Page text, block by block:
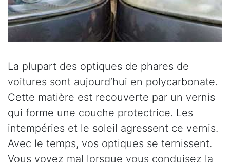
La plupart des optiques de phares de
voitures sont aujourd’hui en polycarbonate.
Cette matière est recouverte par un vernis
qui forme une couche protectrice. Les
intempéries et le soleil agressent ce vernis.
Avec le temps, vos optiques se ternissent.
Vous voyez mal lorsque vous conduisez la